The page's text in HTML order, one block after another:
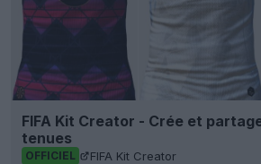
FIFA Kit Creator - Crée et
tenues
OFFICIEL FIFA Kit Creator